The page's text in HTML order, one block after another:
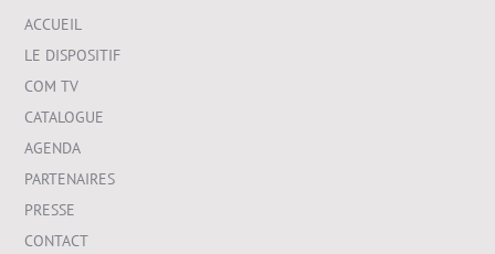
ACCUEIL
LE DISPOSITIF
COM TV
CATALOGUE
AGENDA
PARTENAIRES
PRESSE
CONTACT